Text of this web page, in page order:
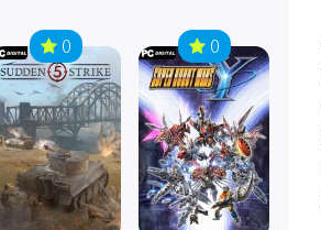
0 0